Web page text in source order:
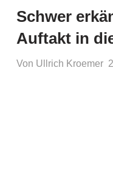
Schwer
Auftakt in
Von Ullrich Kroemer